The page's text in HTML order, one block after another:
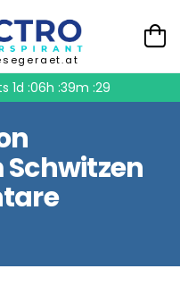
1d :06h :39m :29